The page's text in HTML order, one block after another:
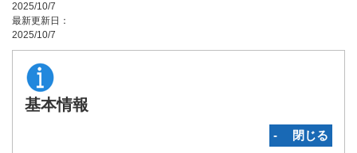
2025/10/7
最新更新日：
2025/10/7
基本情報
‐ 閉じる